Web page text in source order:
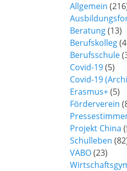
Allgemein
Beratung(13)
Berufskolleg
Berufsschule
Covid-19(5)
Covid-19
Erasmus+(5)
Förderverein
Projekt China
Schulleben
VABO(23)